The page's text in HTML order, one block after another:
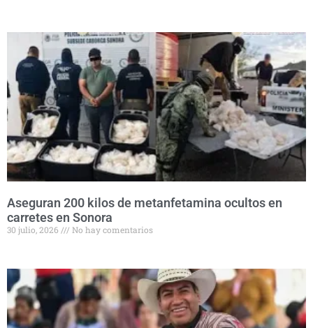
Aseguran 200 kilos de metanfetamina ocultos en
carretes en Sonora
30 julio, 2026 No hay comentarios